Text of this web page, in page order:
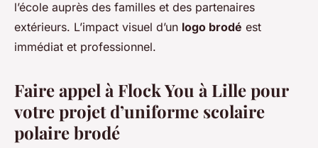
l’école auprès des familles et des partenaires
extérieurs. L’impact visuel d’un logo brodé est
immédiat et professionnel.
Faire appel à Flock You à Lille pour
votre projet d’uniforme scolaire
polaire brodé